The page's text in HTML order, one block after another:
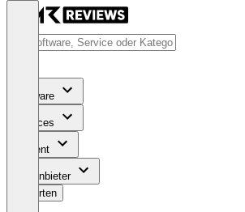
Software
Services
Content
Für Anbieter
Bewerten